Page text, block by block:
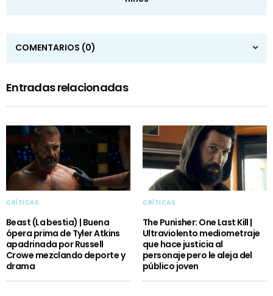
COMENTARIOS (0)
Entradas relacionadas
CRÍTICAS
Beast (La bestia) | Buena
ópera prima de Tyler Atkins
apadrinada por Russell
Crowe mezclando deporte y
drama
CRÍTICAS
The Punisher: One Last Kill |
Ultraviolento mediometraje
que hace justicia al
personaje pero le aleja del
público joven